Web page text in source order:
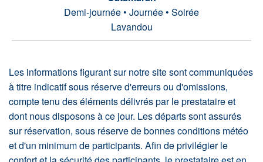
Demi-journée • Journée • Soirée
Lavandou
Les informations figurant sur notre site sont communiquées
à titre indicatif sous réserve d'erreurs ou d'omissions,
compte tenu des éléments délivrés par le prestataire et
dont nous disposons à ce jour. Les départs sont assurés
sur réservation, sous réserve de bonnes conditions météo
et d'un minimum de participants. Afin de privilégier le